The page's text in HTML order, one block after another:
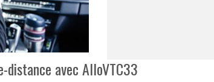
distance avec AlloVTC33